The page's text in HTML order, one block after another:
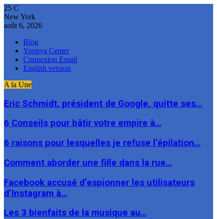
25 C
New York
août 6, 2026
Blog
Yoopya Center
Connexion Email
English version
A la Une
Eric Schmidt, président de Google, quitte ses…
6 Conseils pour bâtir votre empire à…
6 raisons pour lesquelles je refuse l’épilation…
Comment aborder une fille dans la rue…
Facebook accusé d’espionner les utilisateurs
d’Instagram à…
Les 3 bienfaits de la musique au…